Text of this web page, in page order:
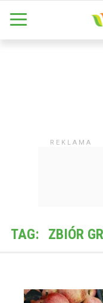
TAG: ZBIÓR